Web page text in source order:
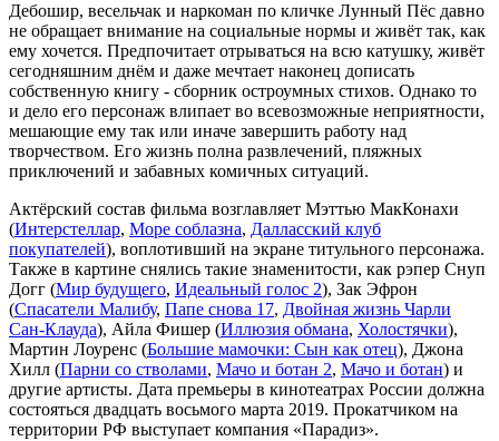
Дебошир, весельчак и наркоман по кличке Лунный Пёс давно
не обращает внимание на социальные нормы и живёт так, как
ему хочется. Предпочитает отрываться на всю катушку, живёт
сегодняшним днём и даже мечтает наконец дописать
собственную книгу - сборник остроумных стихов. Однако то
и дело его персонаж влипает во всевозможные неприятности,
мешающие ему так или иначе завершить работу над
творчеством. Его жизнь полна развлечений, пляжных
приключений и забавных комичных ситуаций.
Актёрский состав фильма возглавляет Мэттью МакКонахи
(Интерстеллар, Море соблазна, Далласский клуб
покупателей), воплотивший на экране титульного персонажа.
Также в картине снялись такие знаменитости, как рэпер Снуп
Догг (Мир будущего, Идеальный голос 2), Зак Эфрон
(Спасатели Малибу, Папе снова 17, Двойная жизнь Чарли
Сан-Клауда), Айла Фишер (Иллюзия обмана, Холостячки),
Мартин Лоуренс (Большие мамочки: Сын как отец), Джона
Хилл (Парни со стволами, Мачо и ботан 2, Мачо и ботан) и
другие артисты. Дата премьеры в кинотеатрах России должна
состояться двадцать восьмого марта 2019. Прокатчиком на
территории РФ выступает компания «Парадиз».